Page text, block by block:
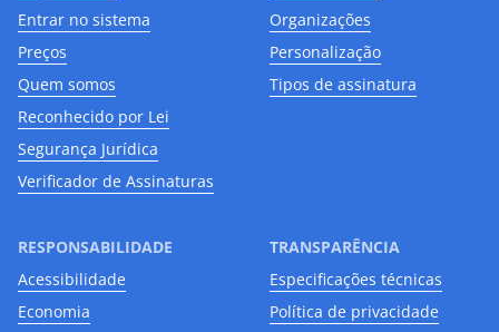
Entrar no sistema
Preços
Quem somos
Reconhecido por Lei
Segurança Jurídica
Verificador de Assinaturas
Organizações
Personalização
Tipos de assinatura
RESPONSABILIDADE
Acessibilidade
Economia
TRANSPARÊNCIA
Especificações técnicas
Política de privacidade